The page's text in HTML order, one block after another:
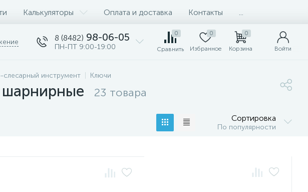
Калькуляторы Оплата и доставка Контакты
8 (8482) 98-06-05
ПН-ПТ 9:00-19:00
0
Сравнить
0
Избранное
0
Корзина Войти
слесарный инструмент Ключи
23 товара
Сортировка
По популярности